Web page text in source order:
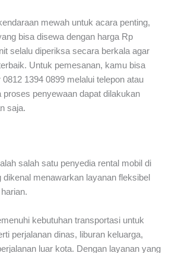
mewah untuk acara penting,
bisa disewa dengan harga Rp
selalu diperiksa secara berkala agar
Untuk pemesanan, kamu bisa
1394 0899 melalui telepon atau
proses penyewaan dapat dilakukan
saja.
salah satu penyedia rental mobil di
dikenal menawarkan layanan fleksibel
kebutuhan transportasi untuk
perjalanan dinas, liburan keluarga,
luar kota. Dengan layanan yang